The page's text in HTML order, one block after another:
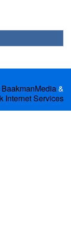
BaakmanMedia&
Internet Services